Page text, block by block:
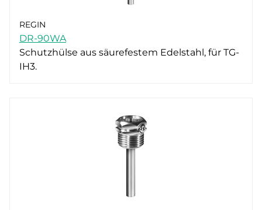
REGIN
DR-90WA
Schutzhülse aus säurefestem Edelstahl, für TG-
IH3.